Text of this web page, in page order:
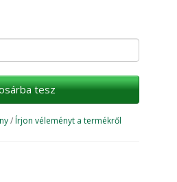
tesz
/Írjon véleményt a termékről